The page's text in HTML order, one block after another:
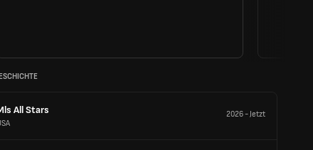
All Stars 2026-Jetzt